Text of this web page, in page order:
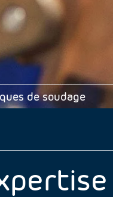
de soudage